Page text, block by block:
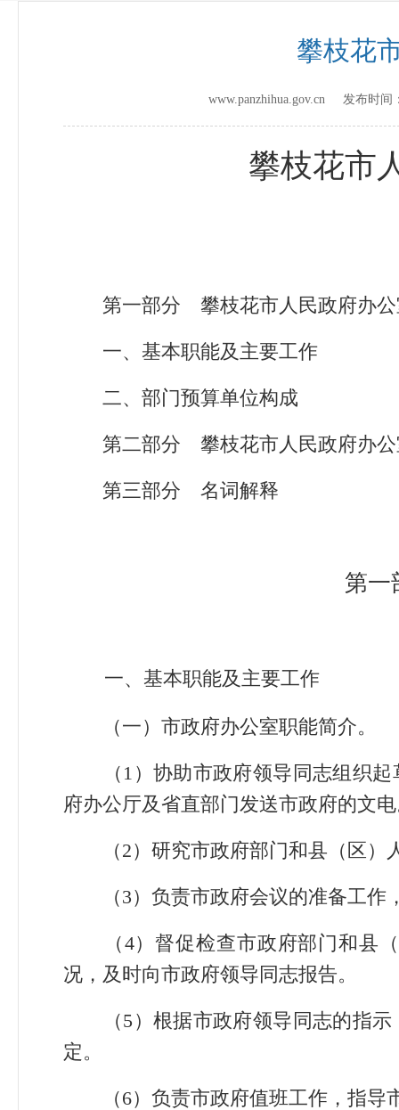
攀枝花
www.panzhihua.gov.cn 发布时间
攀枝花市
第一部分 攀枝花市人民政府办公
一、基本职能及主要工作
二、部门预算单位构成
第二部分 攀枝花市人民政府办公
第三部分 名词解释
第
一、基本职能及主要工作
（一）市政府办公室职能简介。
（1）协助市政府领导同志组织
府办公厅及省直部门发送市政府的文
（2）研究市政府部门和县（区）
（3）负责市政府会议的准备工作
（4）督促检查市政府部门和县（
况，及时向市政府领导同志报告。
（5）根据市政府领导同志的指示
定。
（6）负责市政府值班工作，指导